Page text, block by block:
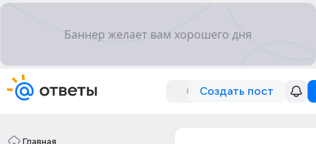
Создать пост
Главная